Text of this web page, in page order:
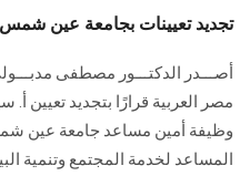
تجديد تعيينات بجامعة عين شمس
أصـــدر الدكتـــور مصطفى
مصر العربية قرارًا بتجديد
وظيفة أمين مساعد جامعة
المساعد لخدمة المجتمع وتنمية